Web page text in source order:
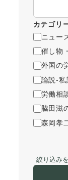
カテゴリ
ニュー
催し物
外国の
論説-
労働相
脇田滋
森岡孝
絞り込み